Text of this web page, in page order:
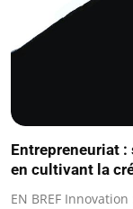
Entrepreneuriat
en cultivant la
EN BREF